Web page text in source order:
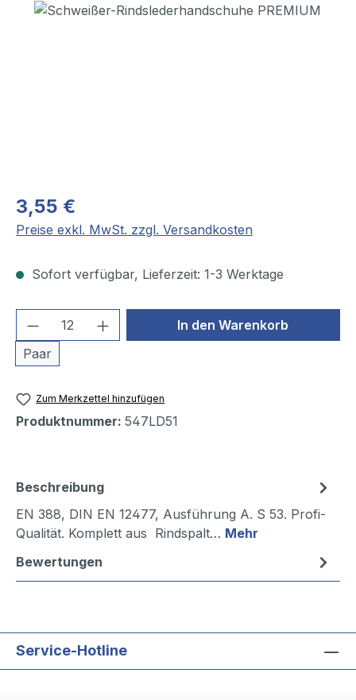
Bildergalerie überspringen
3,55 €
Preise exkl. MwSt. zzgl. Versandkosten
Sofort verfügbar, Lieferzeit: 1-3 Werktage
Produkt Anzahl: Gib den
Paar
In den Warenkorb
Zum Merkzettel hinzufügen
Produktnummer: 547LD51
Beschreibung
EN 388, DIN EN 12477, Ausführung A. S 53. Profi-
Qualität. Komplett aus Rindspalt… Mehr
Bewertungen
Service-Hotline